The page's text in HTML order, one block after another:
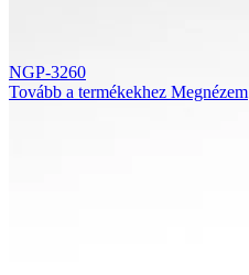
NGP-3260
Tovább a termékekhez Megnézem